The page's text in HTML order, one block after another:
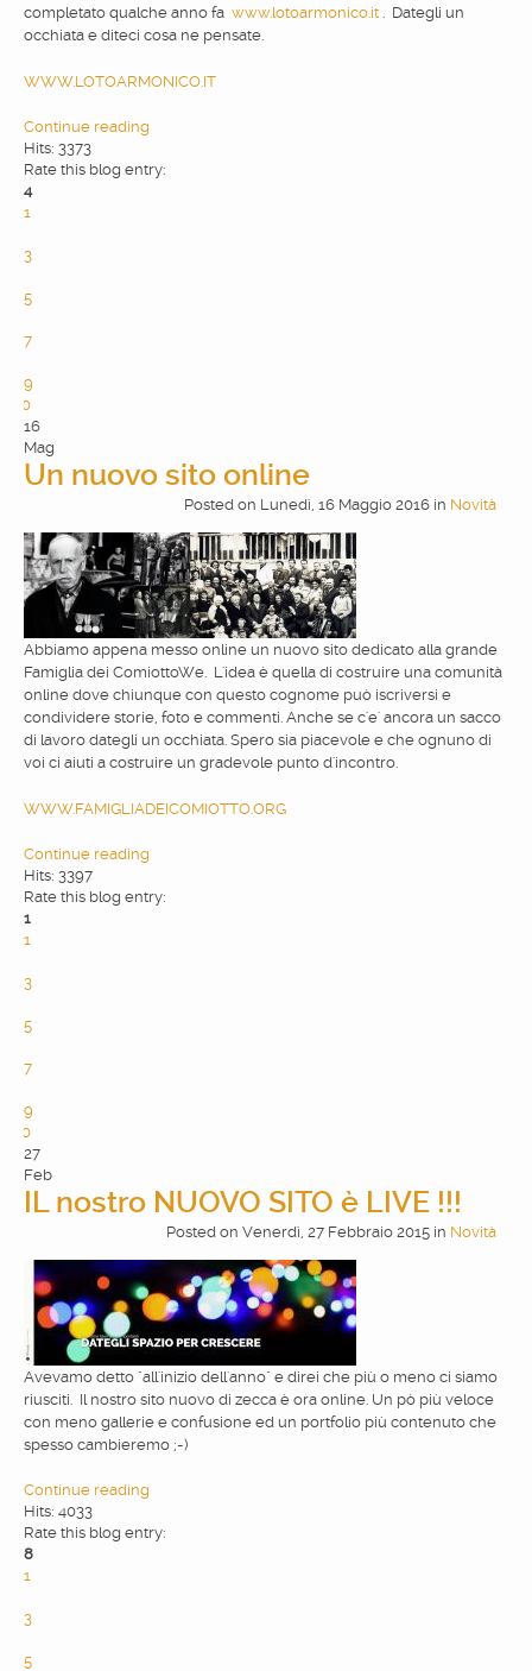
WEBDESIGN
completato qualche anno fa www.lotoarmonico.it . Dategli un
occhiata e diteci cosa ne pensate.
WWW.LOTOARMONICO.IT
Continue reading
Hits: 3373
Rate this blog entry:
4
1
3
5
7
9
10
16
Mag
Un nuovo sito online
Posted on Lunedì, 16 Maggio 2016 in Novità
Abbiamo appena messo online un nuovo sito dedicato alla grande
Famiglia dei ComiottoWe. L'idea è quella di costruire una comunità
online dove chiunque con questo cognome può iscriversi e
condividere storie, foto e commenti. Anche se c'e' ancora un sacco
di lavoro dategli un occhiata. Spero sia piacevole e che ognuno di
voi ci aiuti a costruire un gradevole punto d'incontro.
WWW.FAMIGLIADEICOMIOTTO.ORG
Continue reading
Hits: 3397
Rate this blog entry:
1
1
3
5
7
9
10
27
Feb
IL nostro NUOVO SITO è LIVE !!!
Posted on Venerdì, 27 Febbraio 2015 in Novità
Avevamo detto "all'inizio dell'anno" e direi che più o meno ci siamo
riusciti. Il nostro sito nuovo di zecca è ora online. Un pò più veloce
con meno gallerie e confusione ed un portfolio più contenuto che
spesso cambieremo ;-)
Continue reading
Hits: 4033
Rate this blog entry:
8
1
3
5